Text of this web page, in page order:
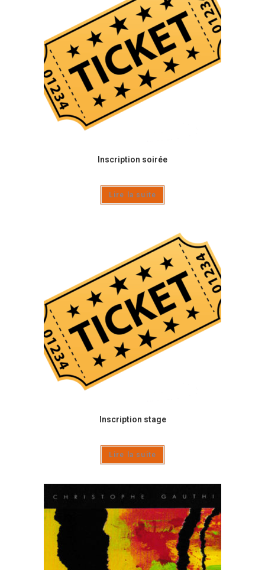
Inscription soirée
Lire la suite
Inscription stage
Lire la suite